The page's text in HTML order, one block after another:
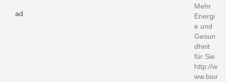
ad
Mehr
Energi
e und
Gesun
dheit
für Sie
http://w
ww.bior